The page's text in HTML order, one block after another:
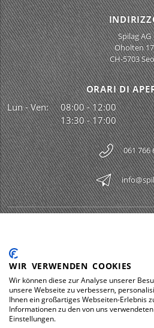
Spilag AG
Oholten 17
CH-5703
ORARI DI
Lun - Ven:
08:00 - 12:00
13:30 - 17:00
061 766
LEGAL
DOWNLOADS
WIR VERWENDEN COOKIES
Wir können diese zur Analyse unserer
unsere Webseite zu verbessern,
Ihnen ein großartiges Webseiten-Erlebnis
Informationen zu den von uns
Einstellungen.